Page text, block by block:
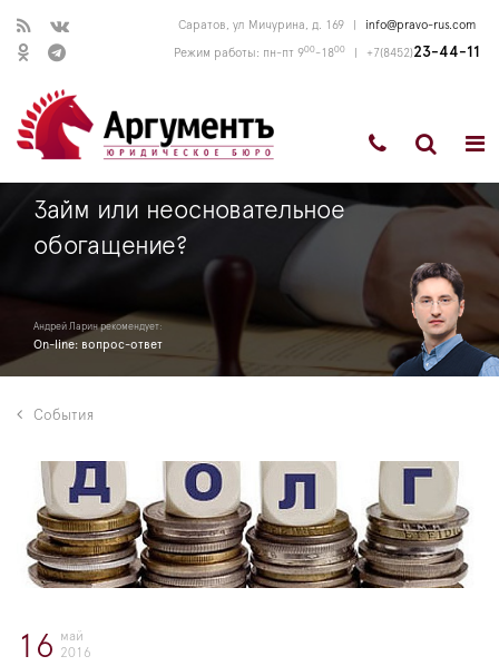
Саратов, ул Мичурина, д. 169 info@pravo-rus.com
Режим работы: пн-пт 900-1800 +7(8452)23-44-11
Займ или неосновательное
обогащение?
Андрей Ларин рекомендует:
On-line: вопрос-ответ
События
16
май
2016